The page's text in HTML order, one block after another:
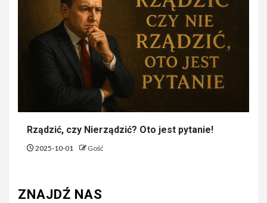
Rządzić, czy Nierządzić? Oto jest pytanie!
2025-10-01 Gość
ZNAJDŹ NAS